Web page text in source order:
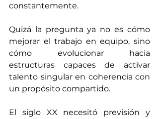
constantemente.
Quizá la pregunta ya no es cómo
mejorar el trabajo en equipo, sino
cómo evolucionar hacia
estructuras capaces de activar
talento singular en coherencia con
un propósito compartido.
El siglo XX necesitó previsión y